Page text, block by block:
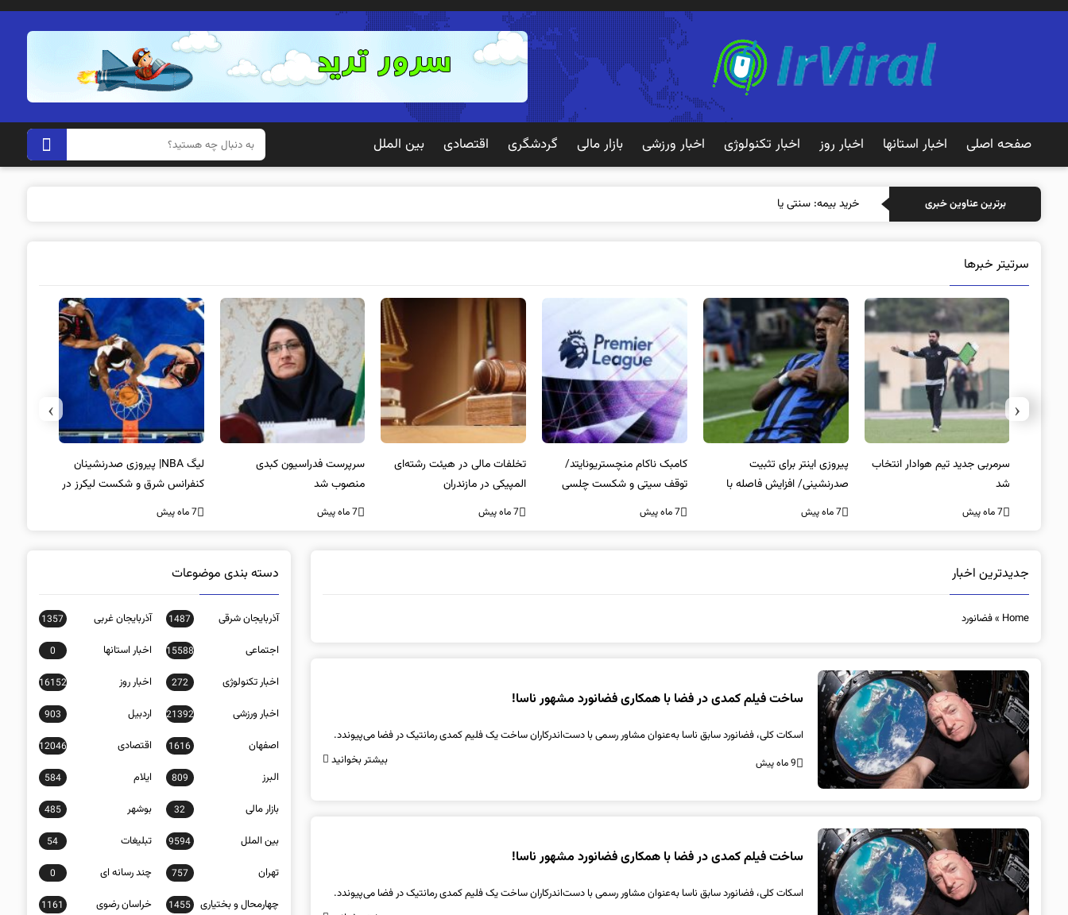
صفحه اصلی اخبار استانها اخبار روز اخبار تکنولوژی اخبار ورزشی بازار مالی گردشگری اقتصادی بین الملل
برترین عناوین خبری خرید بیمه: سنتی یا آنلاین؟ کدامیک تجر
سرتیتر خبرها
سرمربی جدید تیم هوادار انتخاب
شد
7 ماه پیش
پیروزی اینتر برای تثبیت
صدرنشینی/ افزایش فاصله با
ناپولی
7 ماه پیش
کامبک ناکام منچستریونایتد/
توقف سیتی و شکست چلسی
7 ماه پیش
تخلفات مالی در هیئت رشته‌ای
المپیکی در مازندران
7 ماه پیش
سرپرست فدراسیون کبدی
منصوب شد
7 ماه پیش
لیگ NBA| پیروزی صدرنشینان
کنفرانس شرق و شکست لیکرز در
غیاب جیمز
7 ماه پیش
‹
›
جدیدترین اخبار
Home
»فضانورد
ساخت فیلم کمدی در فضا با همکاری فضانورد مشهور ناسا!
اسکات کلی، فضانورد سابق ناسا به‌عنوان مشاور رسمی با دست‌اندرکاران ساخت یک فلیم کمدی رمانتیک در فضا می‌پیوندد.
9 ماه پیش بیشتر بخوانید
ساخت فیلم کمدی در فضا با همکاری فضانورد مشهور ناسا!
اسکات کلی، فضانورد سابق ناسا به‌عنوان مشاور رسمی با دست‌اندرکاران ساخت یک فلیم کمدی رمانتیک در فضا می‌پیوندد.
دسته بندی موضوعات
آذربایجان شرقی 1487 آذربایجان غربی 1357
اجتماعی 15588 اخبار استانها 0
اخبار تکنولوژی 272 اخبار روز 16152
اخبار ورزشی 21392 اردبیل 903
اصفهان 1616 اقتصادی 12046
البرز 809 ایلام 584
بازار مالی 32 بوشهر 485
بین الملل 9594 تبلیغات 54
تهران 757 چند رسانه ای 0
چهارمحال و بختیاری 1455 خراسان رضوی 1161